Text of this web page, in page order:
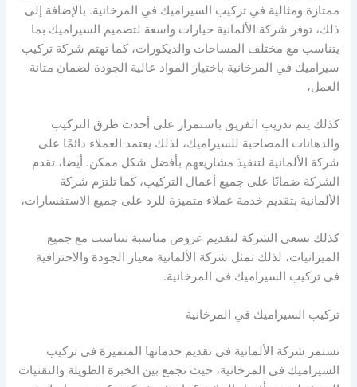
ممتازة ومثالية في تركيب السيراميك في المرخانية. بالإضافة إلى
ذلك، توفر شركة الألمانية خيارات واسعة لتصميم السيراميك بما
يتناسب مع مختلف المساحات والديكورات، كما تهتم شركة تركيب
سيراميك في المرخانية باختيار المواد عالية الجودة لضمان متانة
العمل،
كذلك يتم تدريب الفريق باستمرار على أحدث طرق التركيب
والدهانات المصاحبة للسيراميك، لذلك يعتمد العملاء دائمًا على
شركة الألمانية لتنفيذ مشاريعهم بأفضل شكل ممكن. أيضا، تقدم
الشركة ضمانًا على جميع أعمال التركيب، كما تلتزم شركة
الألمانية بتقديم خدمة عملاء متميزة للرد على جميع الاستفسارات،
كذلك تسعى الشركة لتقديم عروض مناسبة تتناسب مع جميع
الميزانيات، لذلك تمثل شركة الألمانية معيار الجودة والاحترافية
في تركيب السيراميك في المرخانية.
تركيب السيراميك في المرخانية
تستمر شركة الألمانية في تقديم خدماتها المتميزة في تركيب
السيراميك في المرخانية، حيث تجمع بين الخبرة الطويلة والتقنيات